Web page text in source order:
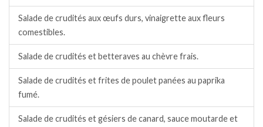
Salade de crudités aux œufs durs, vinaigrette aux fleurs
comestibles.
Salade de crudités et betteraves au chèvre frais.
Salade de crudités et frites de poulet panées au paprika
fumé.
Salade de crudités et gésiers de canard, sauce moutarde et